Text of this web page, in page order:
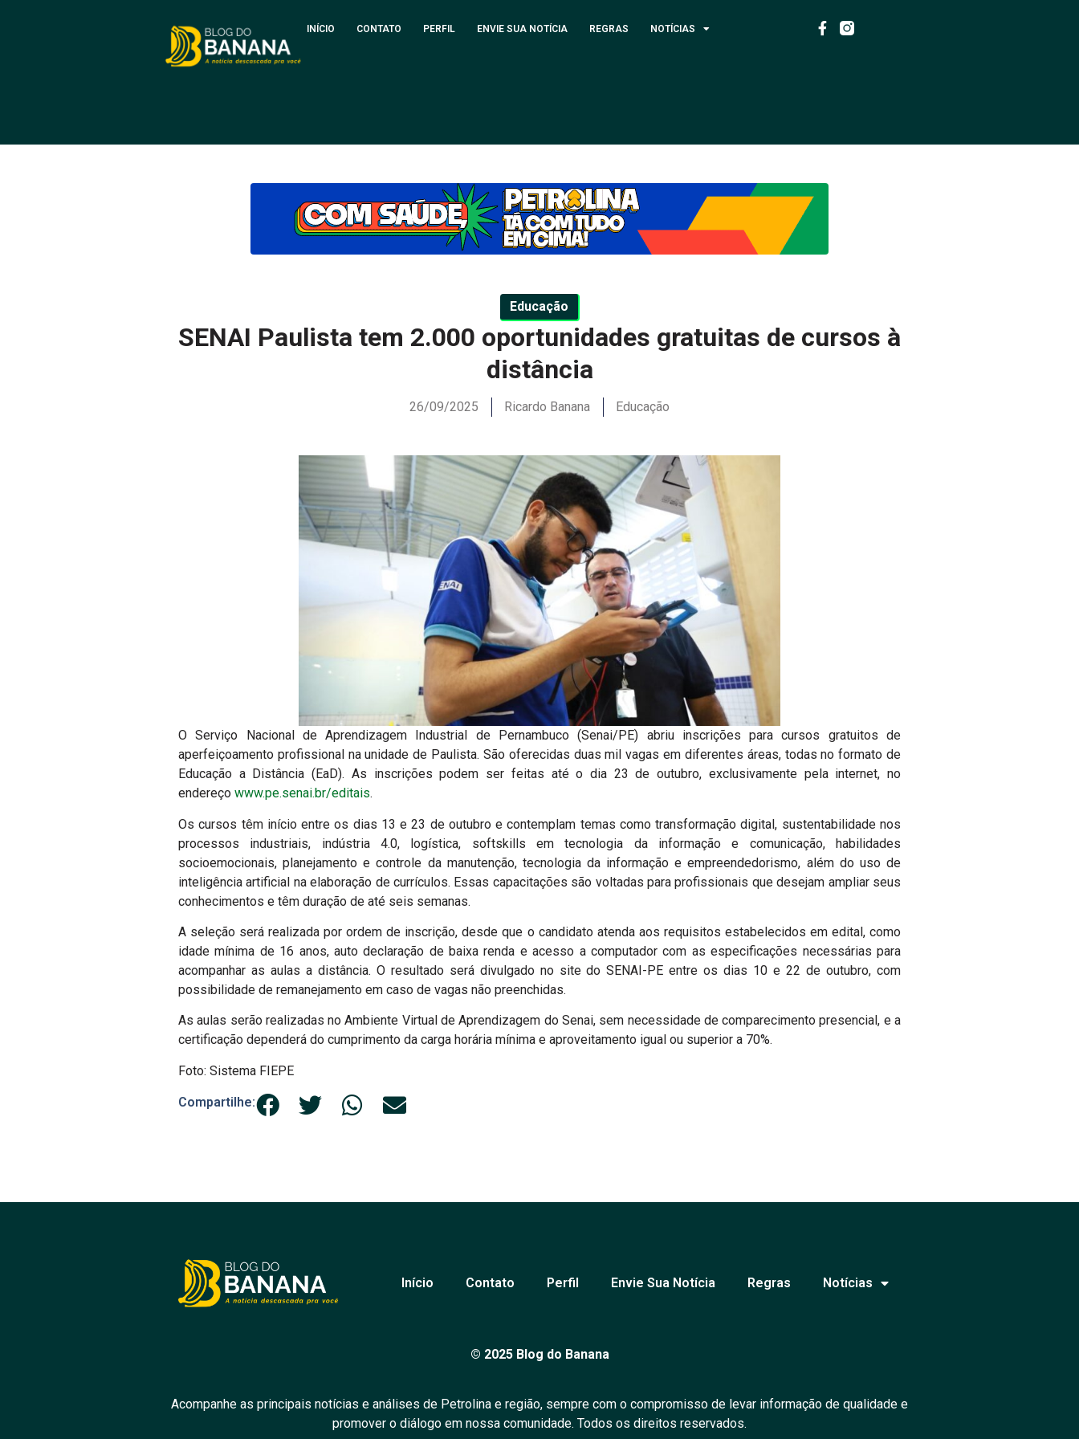
INÍCIO CONTATO PERFIL ENVIE SUA NOTÍCIA REGRAS NOTÍCIAS
Educação
SENAI Paulista tem 2.000 oportunidades gratuitas de cursos à
distância
26/09/2025 Ricardo Banana Educação
O Serviço Nacional de Aprendizagem Industrial de Pernambuco (Senai/PE) abriu inscrições para cursos gratuitos de
aperfeiçoamento profissional na unidade de Paulista. São oferecidas duas mil vagas em diferentes áreas, todas no formato de
Educação a Distância (EaD). As inscrições podem ser feitas até o dia 23 de outubro, exclusivamente pela internet, no
endereço www.pe.senai.br/editais.
Os cursos têm início entre os dias 13 e 23 de outubro e contemplam temas como transformação digital, sustentabilidade nos
processos industriais, indústria 4.0, logística, softskills em tecnologia da informação e comunicação, habilidades
socioemocionais, planejamento e controle da manutenção, tecnologia da informação e empreendedorismo, além do uso de
inteligência artificial na elaboração de currículos. Essas capacitações são voltadas para profissionais que desejam ampliar seus
conhecimentos e têm duração de até seis semanas.
A seleção será realizada por ordem de inscrição, desde que o candidato atenda aos requisitos estabelecidos em edital, como
idade mínima de 16 anos, auto declaração de baixa renda e acesso a computador com as especificações necessárias para
acompanhar as aulas a distância. O resultado será divulgado no site do SENAI-PE entre os dias 10 e 22 de outubro, com
possibilidade de remanejamento em caso de vagas não preenchidas.
As aulas serão realizadas no Ambiente Virtual de Aprendizagem do Senai, sem necessidade de comparecimento presencial, e a
certificação dependerá do cumprimento da carga horária mínima e aproveitamento igual ou superior a 70%.
Foto: Sistema FIEPE
Compartilhe:
Início Contato Perfil Envie Sua Notícia Regras Notícias
© 2025 Blog do Banana
Acompanhe as principais notícias e análises de Petrolina e região, sempre com o compromisso de levar informação de qualidade e
promover o diálogo em nossa comunidade. Todos os direitos reservados.